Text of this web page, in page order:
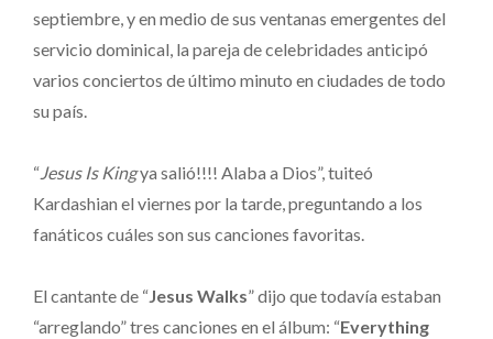
septiembre, y en medio de sus ventanas emergentes del
servicio dominical, la pareja de celebridades anticipó
varios conciertos de último minuto en ciudades de todo
su país.
“Jesus Is Kingya salió!!!! Alaba a Dios”, tuiteó
Kardashian el viernes por la tarde, preguntando a los
fanáticos cuáles son sus canciones favoritas.
El cantante de “Jesus Walks” dijo que todavía estaban
“arreglando” tres canciones en el álbum: “Everything